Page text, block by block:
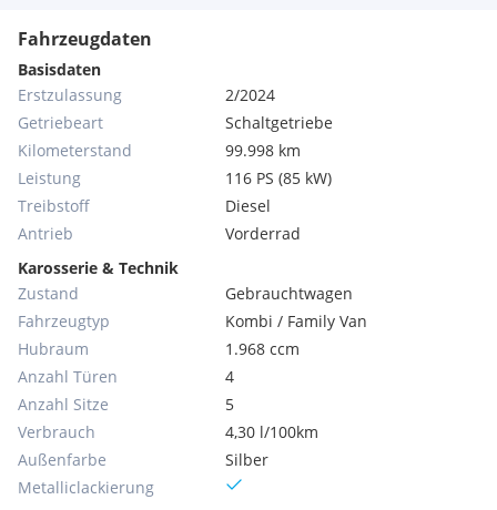
Fahrzeugdaten
Basisdaten
Erstzulassung
2/2024
Getriebeart
Schaltgetriebe
Kilometerstand
99.998 km
Leistung
116 PS (85 kW)
Treibstoff
Diesel
Antrieb
Vorderrad
Karosserie & Technik
Zustand
Gebrauchtwagen
Fahrzeugtyp
Kombi / Family Van
Hubraum
1.968 ccm
Anzahl Türen
4
Anzahl Sitze
5
Verbrauch
4,30 l/100km
Außenfarbe
Silber
Metallic­lackierung